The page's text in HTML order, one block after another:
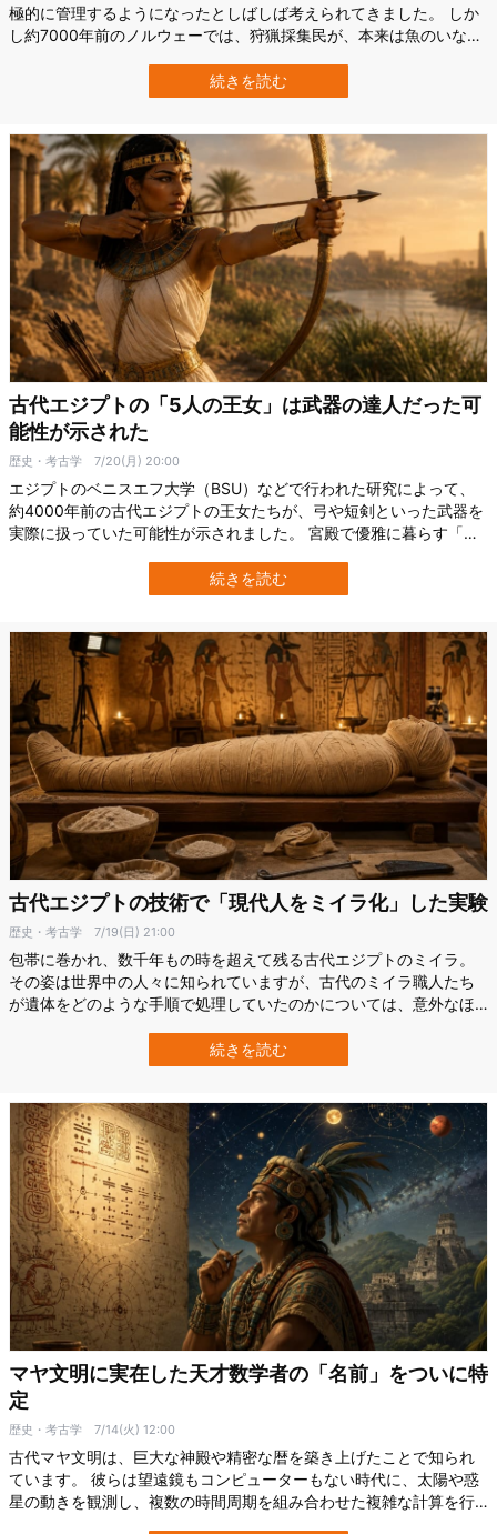
極的に管理するようになったとしばしば考えられてきました。 しか
し約7000年前のノルウェーでは、狩猟採集民が、本来は魚のいなか
作っていたと考えられます。 この発見は、将来の食料を確保するた
めの計画的な環境管理が、農耕の開始以前にも行われていたことを
続きを読む
古代エジプトの「5人の王女」は武器の達人だった可
能性が示された
歴史・考古学 7/20(月) 20:00
エジプトのベニスエフ大学（BSU）などで行われた研究によって、
約4000年前の古代エジプトの王女たちが、弓や短剣といった武器を
実際に扱っていた可能性が示されました。 宮殿で優雅に暮らす「箱
手の骨には、弓を引き武器を握る動作と整合する、鍛え上げられた
痕跡が刻まれていたというのです。 今回の論文の筆頭著者のハシェ
続きを読む
古代エジプトの技術で「現代人をミイラ化」した実験
歴史・考古学 7/19(日) 21:00
包帯に巻かれ、数千年もの時を超えて残る古代エジプトのミイラ。
その姿は世界中の人々に知られていますが、古代のミイラ職人たち
が遺体をどのような手順で処理していたのかについては、意外なほ
学者と解剖学者が、科学研究のために提供された現代人の遺体を使
い、古代エジプトのミイラ製作を再現するという異例の実験に挑
続きを読む
マヤ文明に実在した天才数学者の「名前」をついに特
定
歴史・考古学 7/14(火) 12:00
古代マヤ文明は、巨大な神殿や精密な暦を築き上げたことで知られ
ています。 彼らは望遠鏡もコンピューターもない時代に、太陽や惑
星の動きを観測し、複数の時間周期を組み合わせた複雑な計算を行